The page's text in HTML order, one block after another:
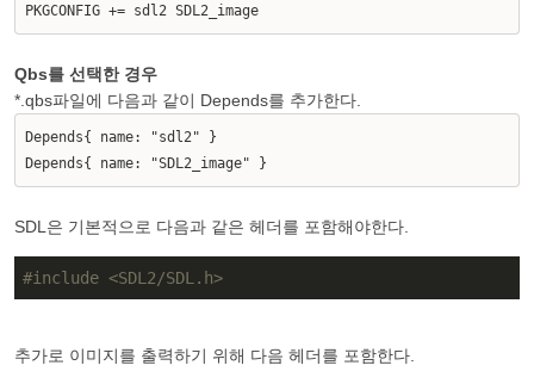
PKGCONFIG += sdl2 SDL2_image
Qbs를 선택한 경우
*.qbs파일에 다음과 같이 Depends를 추가한다.
Depends{ name: "sdl2" }
Depends{ name: "SDL2_image" }
SDL은 기본적으로 다음과 같은 헤더를 포함해야한다.
#include <SDL2/SDL.h>
추가로 이미지를 출력하기 위해 다음 헤더를 포함한다.